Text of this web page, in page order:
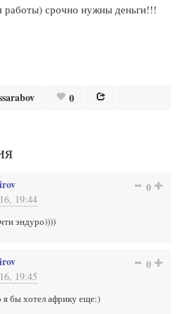
работы) срочно нужны деньги!!!
0
19:44
0
эндуро))))
19:45
0
я бы хотел африку еще:)